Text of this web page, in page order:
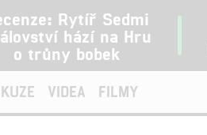
Rytíř Sedmi
hází na Hru
o trůny bobek
VIDEA FILMY